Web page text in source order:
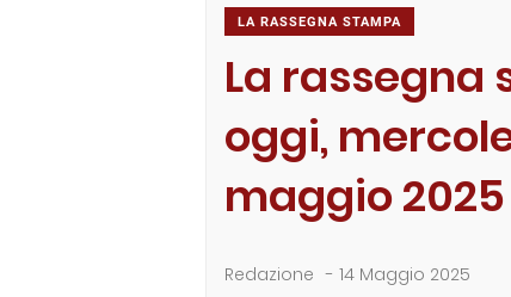
LA RASSEGNA STAMPA
La rassegna
oggi,
maggio 2025
Redazione - 14 Maggio 2025